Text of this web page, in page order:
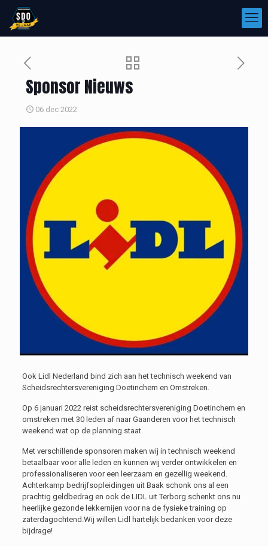
Sponsor Nieuws
06 dec 2022
Ook Lidl Nederland bind zich aan het technisch weekend van
Scheidsrechtersvereniging Doetinchem en Omstreken.
Op 6 januari 2022 reist scheidsrechtersvereniging Doetinchem en
omstreken met 30 leden af naar Gaanderen voor het technisch
weekend wat op de planning staat.
Met verschillende sponsoren maken wij in technisch weekend
betaalbaar voor alle leden en kunnen wij verder ontwikkelen en
professionaliseren voor een leerzaam en gezellig weekend.
Achterkamp bedrijfsopleidingen uit Baak schonk ons al een
prachtig geldbedrag en ook de LIDL uit Terborg schenkt ons nu
heerlijke gezonde lekkernijen voor na de fysieke training op
zaterdagochtend.Wij willen Lidl hartelijk bedanken voor deze
bijdrage!